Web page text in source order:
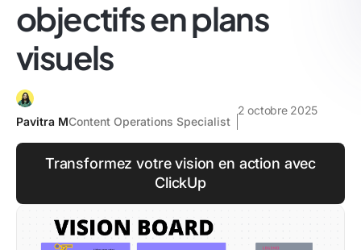
objectifs en plans
visuels
Pavitra MContent Operations Specialist
2 octobre 2025
Transformez votre vision en action avec
ClickUp